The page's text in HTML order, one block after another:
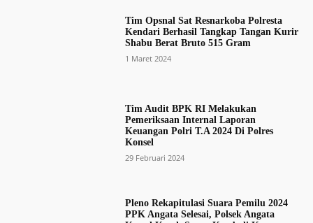
Tim Opsnal Sat Resnarkoba Polresta
Kendari Berhasil Tangkap Tangan Kurir
Shabu Berat Bruto 515 Gram
1 Maret 2024
Tim Audit BPK RI Melakukan
Pemeriksaan Internal Laporan
Keuangan Polri T.A 2024 Di Polres
Konsel
29 Februari 2024
Pleno Rekapitulasi Suara Pemilu 2024
PPK Angata Selesai, Polsek Angata